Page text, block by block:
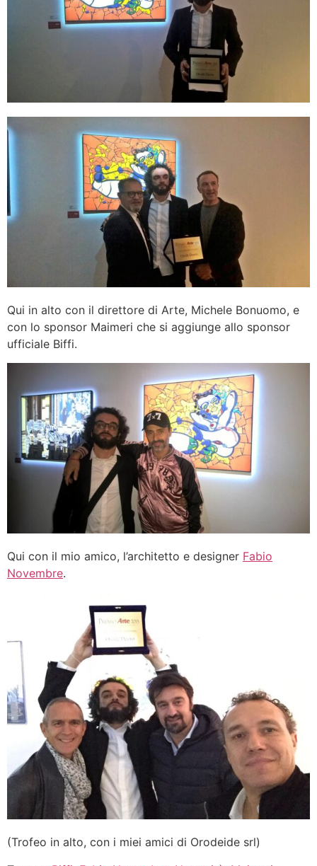
Qui in alto con il direttore di Arte, Michele Bonuomo, e
con lo sponsor Maimeri che si aggiunge allo sponsor
ufficiale Biffi.
Qui con il mio amico, l’architetto e designer Fabio
Novembre.
(Trofeo in alto, con i miei amici di Orodeide srl)